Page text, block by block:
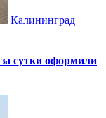
Калининград
сутки оформили